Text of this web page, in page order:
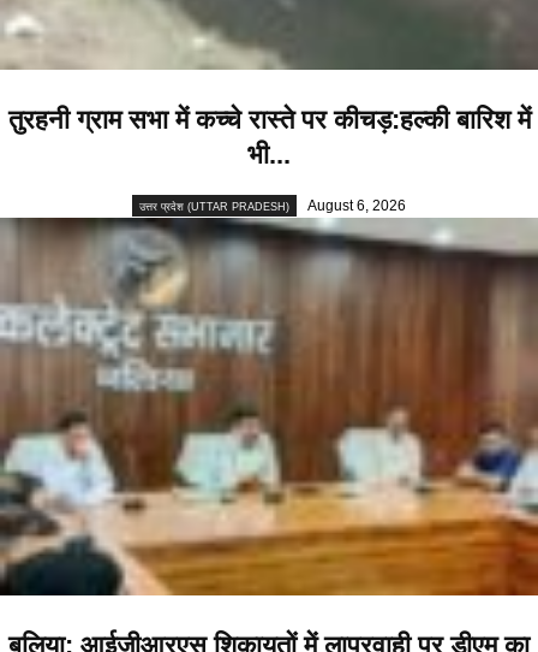
तुरहनी ग्राम सभा में कच्चे रास्ते पर कीचड़:हल्की बारिश में
भी...
उत्तर प्रदेश (UTTAR PRADESH) August 6, 2026
बलिया: आईजीआरएस शिकायतों में लापरवाही पर डीएम का